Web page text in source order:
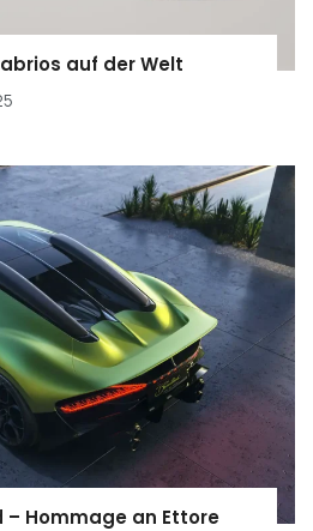
auf der Welt
Hommage an Ettore